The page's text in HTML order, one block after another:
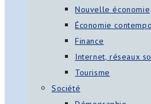
Nouvelle économie
Économie
Finance
Internet, réseaux
Tourisme
Société